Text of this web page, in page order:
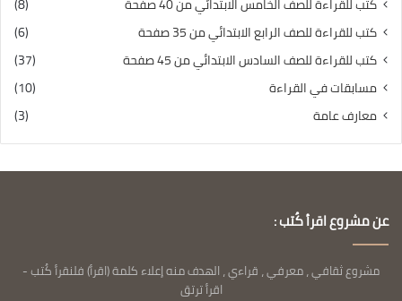
كتب للقراءة للصف الرابع الابتدائي من 35 صفحة
(6)
كتب للقراءة للصف السادس الابتدائي من 45 صفحة
(37)
مسابقات في القراءة
(10)
معارف عامة
(3)
عن مشروع اقرأ كُتب :
مشروع ثقافي ، معرفي ، قراءي ، الهدف منه إعلاء كلمة (اقرأ) فلنقرأ كُتب -
اقرأ ترتق